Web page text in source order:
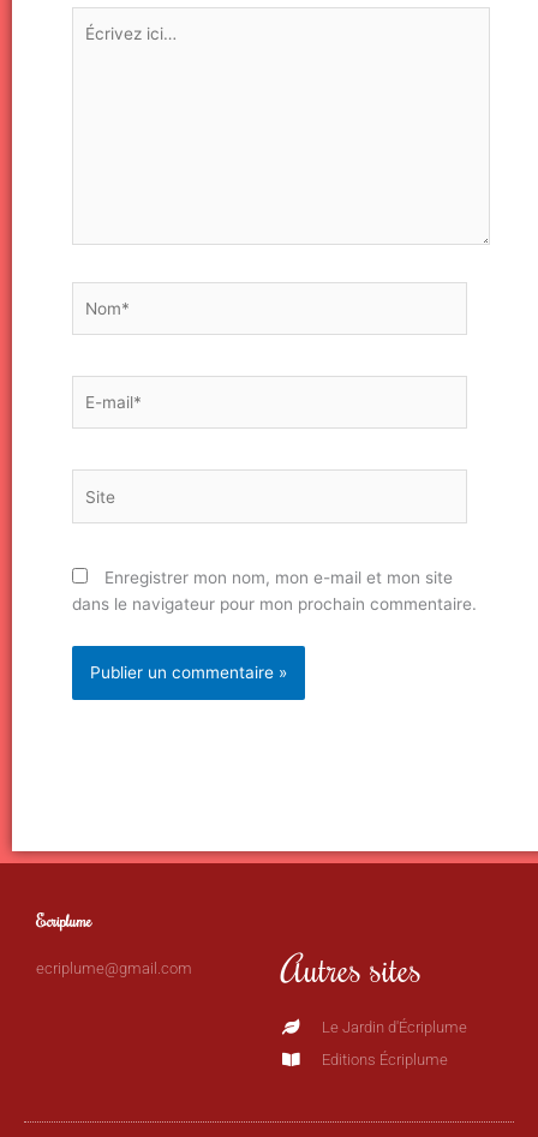
Écrivez
ici…
mail*
Enregistrer mon nom, mon e-mail et mon site
dans le navigateur pour mon prochain commentaire.
Ecriplume
ecriplume@gmail.com Autres sites
Le Jardin d'Écriplume
Editions Écriplume